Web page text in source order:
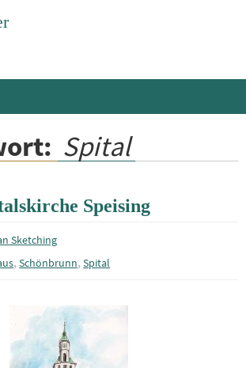
Spital
Speising
Sketching
,Schönbrunn,Spital